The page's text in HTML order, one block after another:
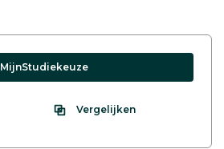
MijnStudiekeuze
Vergelijken